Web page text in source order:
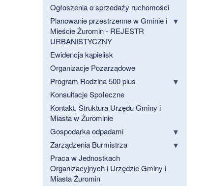
Ogłoszenia o sprzedaży ruchomości
Planowanie przestrzenne w Gminie i
Mieście Żuromin - REJESTR
URBANISTYCZNY
Ewidencja kąpielisk
Organizacje Pozarządowe
Program Rodzina 500 plus
Konsultacje Społeczne
Kontakt, Struktura Urzędu Gminy i
Miasta w Żurominie
Gospodarka odpadami
Zarządzenia Burmistrza
Praca w Jednostkach
Organizacyjnych i Urzędzie Gminy i
Miasta Żuromin